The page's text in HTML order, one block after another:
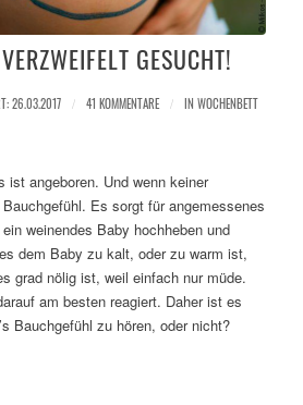
GESUCHT!
26.03.2017 / 41 KOMMENTARE / IN WOCHENBETT
ist angeboren. Und wenn keiner
Es sorgt für angemessenes
weinendes Baby hochheben und
dem Baby zu kalt, oder zu warm ist,
grad nölig ist, weil einfach nur müde.
am besten reagiert. Daher ist es
Bauchgefühl zu hören, oder nicht?